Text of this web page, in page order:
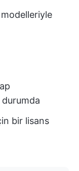
modelleriyle
bir lisans